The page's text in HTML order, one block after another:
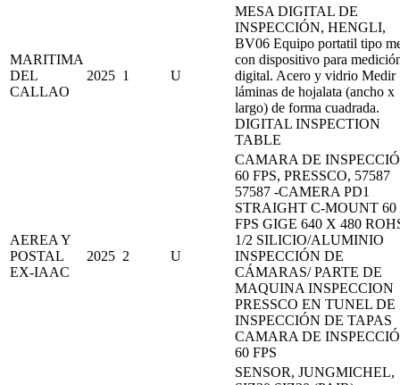
MARITIMA
DEL
CALLAO
2025 1 U
MESA DIGITAL DE
INSPECCIÓN, HENGLI,
BV06 Equipo portatil tipo
con dispositivo para
digital. Acero y vidrio Medir
láminas de hojalata (ancho x
largo) de forma cuadrada.
DIGITAL INSPECTION
TABLE
AEREA Y
POSTAL
EX-IAAC
2025 2 U
CAMARA DE
60 FPS, PRESSCO, 57587
57587 -CAMERA PD1
STRAIGHT C-MOUNT 60
FPS GIGE 640 X 480
1/2 SILICIO/ALUMINIO
INSPECCIÓN DE
CÁMARAS/ PARTE DE
MAQUINA INSPECCION
PRESSCO EN TUNEL DE
INSPECCIÓN DE TAPAS
CAMARA DE
60 FPS
SENSOR, JUNGMICHEL,